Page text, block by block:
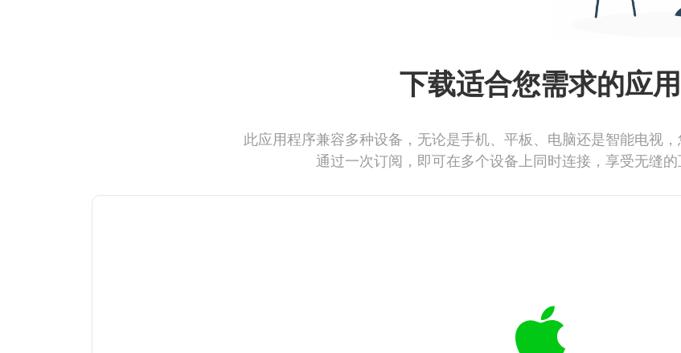
下载适合您需求的应用
此应用程序兼容多种设备，无论是手机、平板、电脑还是智能电视，
通过一次订阅，即可在多个设备上同时连接，享受无缝的